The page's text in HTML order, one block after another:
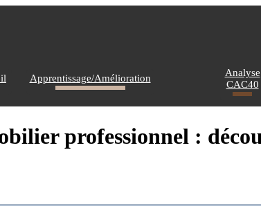
Apprentissage/Amélioration
Analyse
CAC40
professionnel :